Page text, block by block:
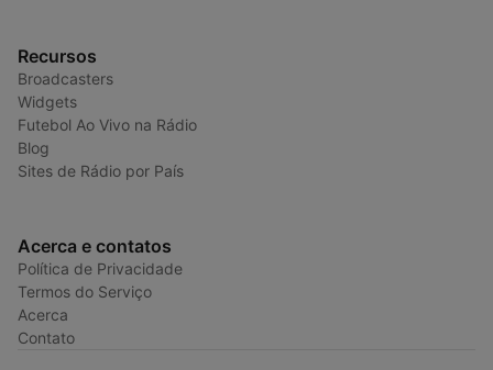
Recursos
Broadcasters
Widgets
Futebol Ao Vivo na Rádio
Blog
Sites de Rádio por País
Acerca e contatos
Política de Privacidade
Termos do Serviço
Acerca
Contato